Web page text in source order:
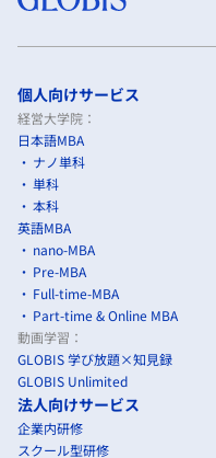
個人向けサービス
経営大学院：
日本語MBA
ナノ単科
単科
本科
英語MBA
nano-MBA
Pre-MBA
Full-time-MBA
Part-time & Online MBA
動画学習：
GLOBIS 学び放題×知見録
GLOBIS Unlimited
法人向けサービス
企業内研修
スクール型研修